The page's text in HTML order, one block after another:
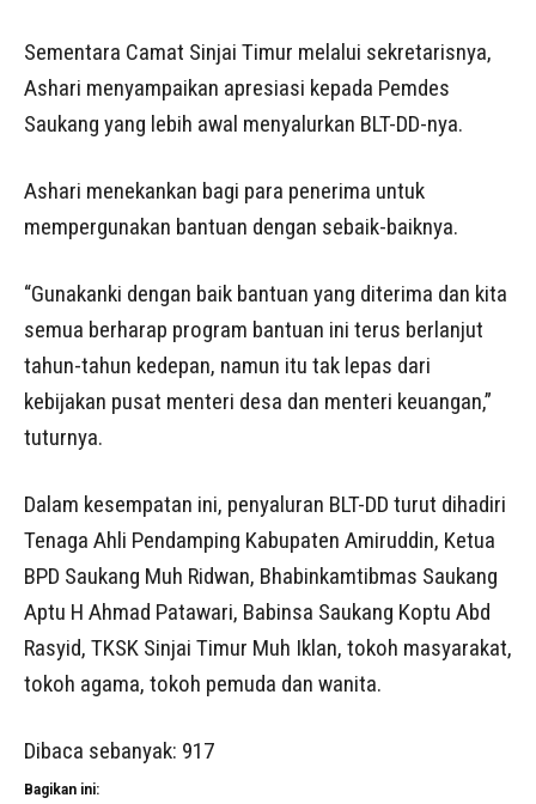
Sementara Camat Sinjai Timur melalui sekretarisnya,
Ashari menyampaikan apresiasi kepada Pemdes
Saukang yang lebih awal menyalurkan BLT-DD-nya.
Ashari menekankan bagi para penerima untuk
mempergunakan bantuan dengan sebaik-baiknya.
“Gunakanki dengan baik bantuan yang diterima dan kita
semua berharap program bantuan ini terus berlanjut
tahun-tahun kedepan, namun itu tak lepas dari
kebijakan pusat menteri desa dan menteri keuangan,”
tuturnya.
Dalam kesempatan ini, penyaluran BLT-DD turut dihadiri
Tenaga Ahli Pendamping Kabupaten Amiruddin, Ketua
BPD Saukang Muh Ridwan, Bhabinkamtibmas Saukang
Aptu H Ahmad Patawari, Babinsa Saukang Koptu Abd
Rasyid, TKSK Sinjai Timur Muh Iklan, tokoh masyarakat,
tokoh agama, tokoh pemuda dan wanita.
Dibaca sebanyak: 917
Bagikan ini: